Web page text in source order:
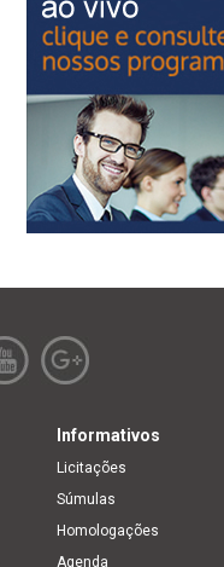
Informativos
Licitações
Súmulas
Homologações
Agenda